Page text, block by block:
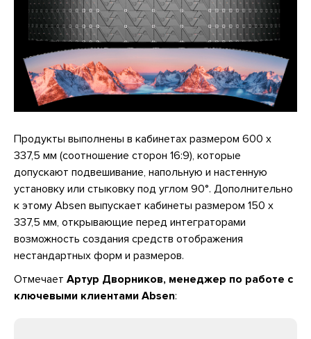
Продукты выполнены в кабинетах размером 600 х
337,5 мм (соотношение сторон 16:9), которые
допускают подвешивание, напольную и настенную
установку или стыковку под углом 90°. Дополнительно
к этому Absen выпускает кабинеты размером 150 х
337,5 мм, открывающие перед интеграторами
возможность создания средств отображения
нестандартных форм и размеров.
Отмечает Артур Дворников, менеджер по работе с
ключевыми клиентами Absen: